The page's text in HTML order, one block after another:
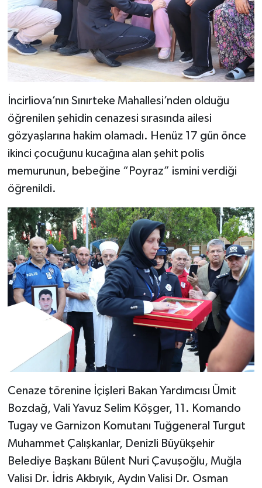
İncirliova’nın Sınırteke Mahallesi’nden olduğu
öğrenilen şehidin cenazesi sırasında ailesi
gözyaşlarına hakim olamadı. Henüz 17 gün önce
ikinci çocuğunu kucağına alan şehit polis
memurunun, bebeğine “Poyraz” ismini verdiği
öğrenildi.
Cenaze törenine İçişleri Bakan Yardımcısı Ümit
Bozdağ, Vali Yavuz Selim Köşger, 11. Komando
Tugay ve Garnizon Komutanı Tuğgeneral Turgut
Muhammet Çalışkanlar, Denizli Büyükşehir
Belediye Başkanı Bülent Nuri Çavuşoğlu, Muğla
Valisi Dr. İdris Akbıyık, Aydın Valisi Dr. Osman